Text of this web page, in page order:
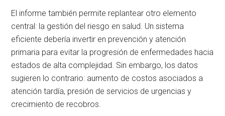
El informe también permite replantear otro elemento
central: la gestión del riesgo en salud. Un sistema
eficiente debería invertir en prevención y atención
primaria para evitar la progresión de enfermedades hacia
estados de alta complejidad. Sin embargo, los datos
sugieren lo contrario: aumento de costos asociados a
atención tardía, presión de servicios de urgencias y
crecimiento de recobros.